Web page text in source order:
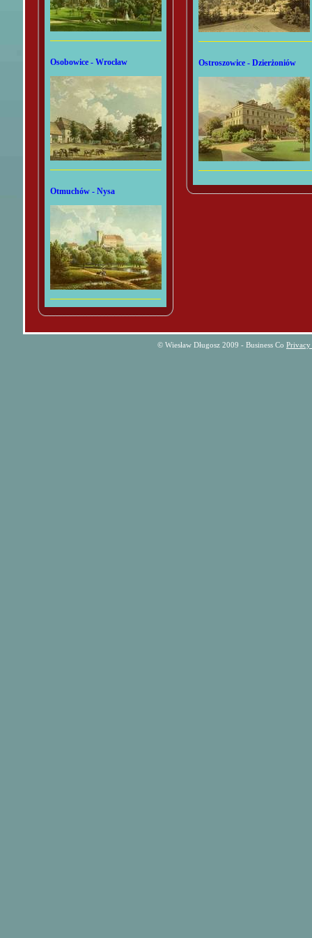
Osobowice - Wrocław
Otmuchów - Nysa
Ostroszowice - Dzierżoniów
© Wiesław Długosz 2009 - Business Co